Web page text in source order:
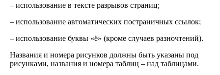
– использование в тексте разрывов страниц;
– использование автоматических постраничных ссылок;
– использование буквы «ё» (кроме случаев разночтений).
Названия и номера рисунков должны быть указаны под
рисунками, названия и номера таблиц – над таблицами.